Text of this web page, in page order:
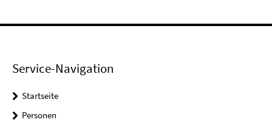
Service-Navigation
Startseite
Personen